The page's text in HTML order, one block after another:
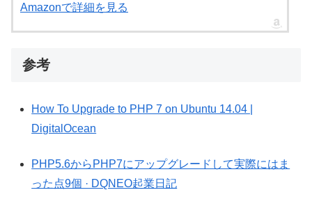
Amazonで詳細を見る
参考
How To Upgrade to PHP 7 on Ubuntu 14.04 |
DigitalOcean
PHP5.6からPHP7にアップグレードして実際にはま
った点9個 · DQNEO起業日記